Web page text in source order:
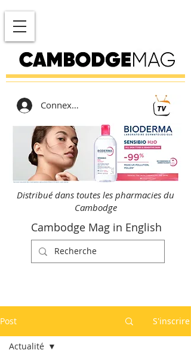
Connexion
Distribué dans toutes les pharmacies du
Cambodge
Cambodge Mag in English
Post S'inscrire
Actualité